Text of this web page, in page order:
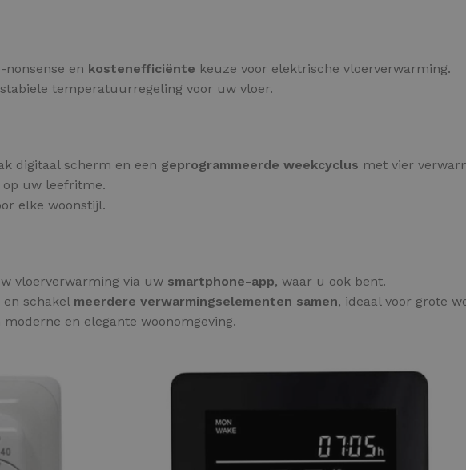
nonsense en kostenefficiënte keuze voor elektrische vloerverwarming.
temperatuurregeling voor uw vloer.
digitaal scherm en een geprogrammeerde weekcyclus met vier
uw leefritme.
elke woonstijl.
vloerverwarming via uw smartphone-app, waar u ook bent.
en schakel meerdere verwarmingselementen samen, ideaal voor grote
en elegante woonomgeving.